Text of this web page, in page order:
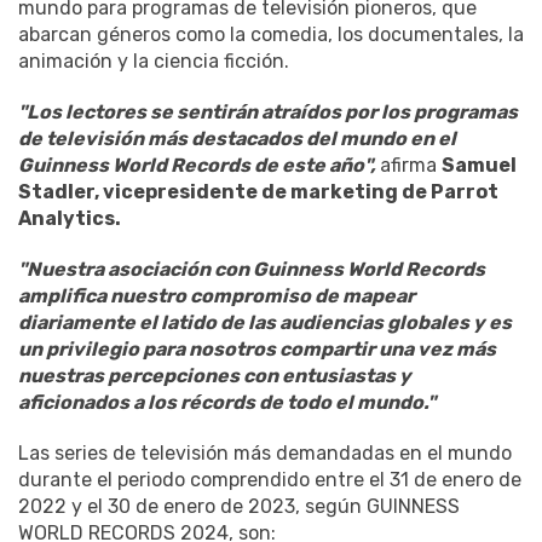
mundo para programas de televisión pioneros, que
abarcan géneros como la comedia, los documentales, la
animación y la ciencia ficción.
"Los lectores se sentirán atraídos por los programas
de televisión más destacados del mundo en el
Guinness World Records de este año",afirma Samuel
Stadler, vicepresidente de marketing de Parrot
Analytics.
"Nuestra asociación con Guinness World Records
amplifica nuestro compromiso de mapear
diariamente el latido de las audiencias globales y es
un privilegio para nosotros compartir una vez más
nuestras percepciones con entusiastas y
aficionados a los récords de todo el mundo."
Las series de televisión más demandadas en el mundo
durante el periodo comprendido entre el 31 de enero de
2022 y el 30 de enero de 2023, según GUINNESS
WORLD RECORDS 2024, son: